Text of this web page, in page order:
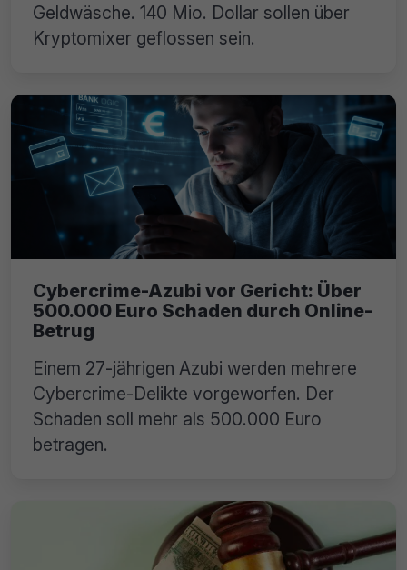
Geldwäsche. 140 Mio. Dollar sollen über
Kryptomixer geflossen sein.
Cybercrime-Azubi vor Gericht: Über
500.000 Euro Schaden durch Online-
Betrug
Einem 27-jährigen Azubi werden mehrere
Cybercrime-Delikte vorgeworfen. Der
Schaden soll mehr als 500.000 Euro
betragen.